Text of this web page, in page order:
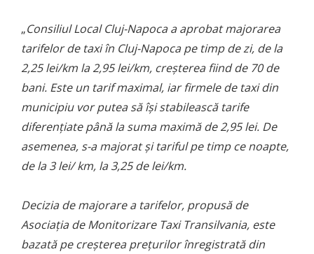
„Consiliul Local Cluj-Napoca a aprobat majorarea
tarifelor de taxi în Cluj-Napoca pe timp de zi, de la
2,25 lei/km la 2,95 lei/km, creşterea fiind de 70 de
bani. Este un tarif maximal, iar firmele de taxi din
municipiu vor putea să îşi stabilească tarife
diferenţiate până la suma maximă de 2,95 lei. De
asemenea, s-a majorat şi tariful pe timp ce noapte,
de la 3 lei/ km, la 3,25 de lei/km.
Decizia de majorare a tarifelor, propusă de
Asociaţia de Monitorizare Taxi Transilvania, este
bazată pe creşterea preţurilor înregistrată din